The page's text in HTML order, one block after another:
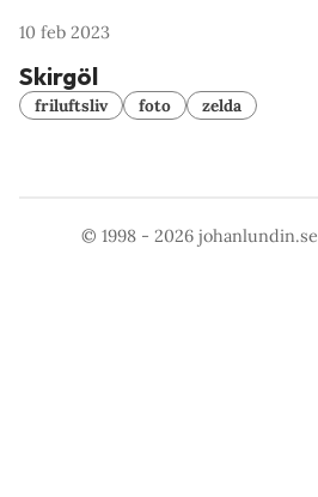
10 feb 2023
Skirgöl
friluftsliv foto zelda
© 1998 - 2026johanlundin.se